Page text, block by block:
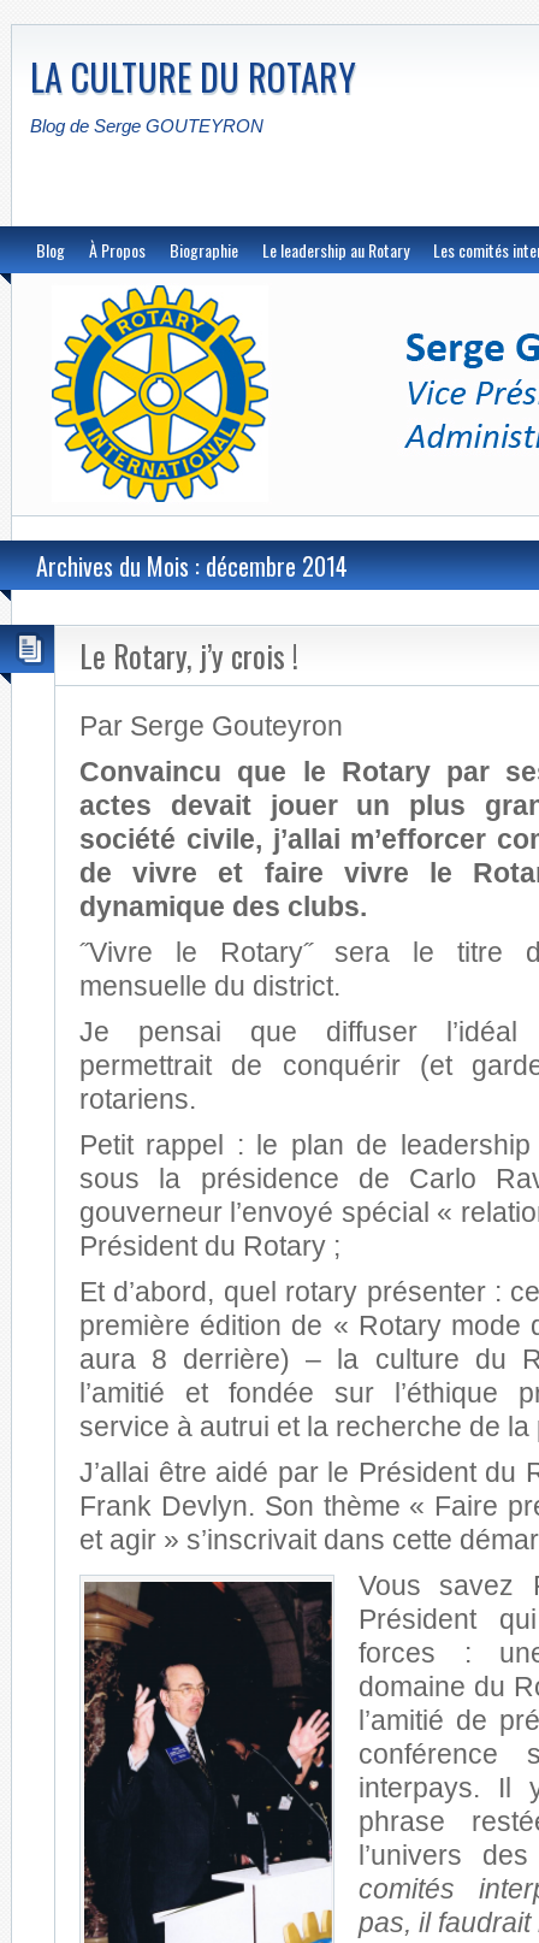
LA CULTURE DU ROTARY
Blog de Serge GOUTEYRON
Blog À Propos Biographie Le leadership au Rotary Les comités
Archives du Mois : décembre 2014
Le Rotary, j’y crois !
Par Serge Gouteyron
Convaincu que le Rotary par
actes devait jouer un plus
société civile, j’allai m’efforcer
de vivre et faire vivre le
dynamique des clubs.
˝Vivre le Rotary˝ sera le titre
mensuelle du district.
Je pensai que diffuser l’idéal
permettrait de conquérir (et
rotariens.
Petit rappel : le plan de
sous la présidence de Carlo
gouverneur l’envoyé spécial «
Président du Rotary ;
Et d’abord, quel rotary présenter :
première édition de « Rotary mode
aura 8 derrière) – la culture du
l’amitié et fondée sur l’éthique
service à autrui et la recherche de la
J’allai être aidé par le Président du
Frank Devlyn. Son thème « Faire
et agir » s’inscrivait dans cette
Vous savez
Président
forces :
domaine du
l’amitié de
conférence
interpays. Il
phrase
l’univers
comités
pas, il